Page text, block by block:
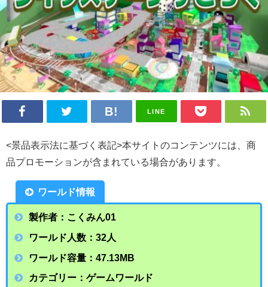
LINE
<景品表示法に基づく表記>本サイトのコンテンツには、商
品プロモーションが含まれている場合があります。
ワールド情報
製作者：こくみん01
ワールド人数：32人
ワールド容量：47.13MB
カテゴリー：ゲームワールド